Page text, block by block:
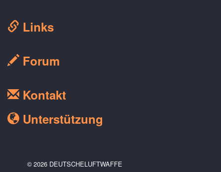
Links
Forum
Kontakt
Unterstützung
© 2026 DEUTSCHELUFTWAFFE